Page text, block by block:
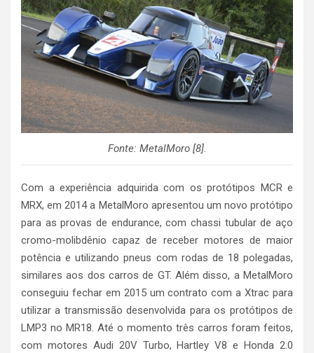
Fonte: MetalMoro [8].
Com a experiência adquirida com os protótipos MCR e
MRX, em 2014 a MetalMoro apresentou um novo protótipo
para as provas de endurance, com chassi tubular de aço
cromo-molibdênio capaz de receber motores de maior
potência e utilizando pneus com rodas de 18 polegadas,
similares aos dos carros de GT. Além disso, a MetalMoro
conseguiu fechar em 2015 um contrato com a Xtrac para
utilizar a transmissão desenvolvida para os protótipos de
LMP3 no MR18. Até o momento três carros foram feitos,
com motores Audi 20V Turbo, Hartley V8 e Honda 2.0